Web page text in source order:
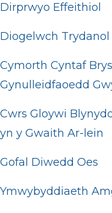
Dirprwyo Effeithiol
Diogelwch Trydanol
Cymorth Cyntaf
Gynulleidfaoedd
Cwrs Gloywi
yn y Gwaith Ar-lein
Gofal Diwedd Oes
Ymwybyddiaeth